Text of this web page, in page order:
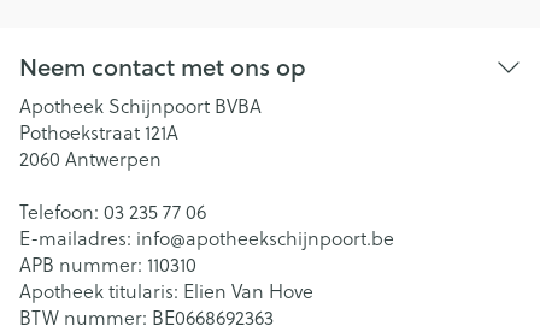
Neem contact met ons op
Apotheek Schijnpoort BVBA
Pothoekstraat 121A
2060 Antwerpen
Telefoon: 03 235 77 06
E-mailadres: info@apotheekschijnpoort.be
APB nummer: 110310
Apotheek titularis: Elien Van Hove
BTW nummer: BE0668692363